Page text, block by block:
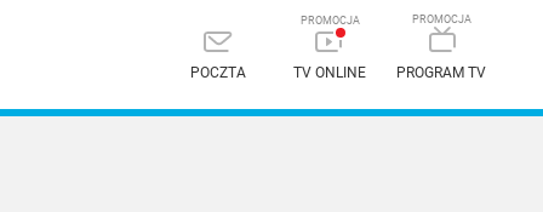
POCZTA TV ONLINE PROGRAM TV